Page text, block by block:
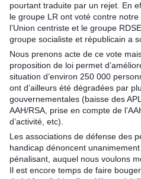
pourtant traduite par un rejet. En
le groupe LR ont voté contre
l’Union centriste et le groupe
groupe socialiste et républicain a
Nous prenons acte de ce vote
proposition de loi permet
situation d’environ 250 000
ont d’ailleurs été dégradées par
gouvernementales (baisse des
AAH/RSA, prise en compte de
d’activité, etc).
Les associations de défense des
handicap dénoncent
pénalisant, auquel nous voulons
Il est encore temps de faire